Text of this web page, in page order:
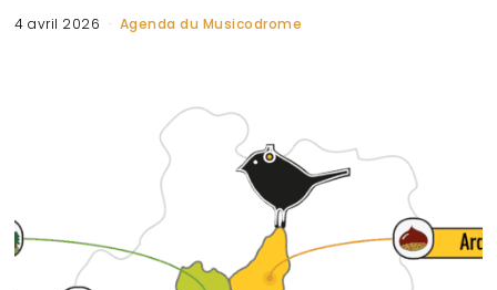
4 avril 2026 Agenda du Musicodrome